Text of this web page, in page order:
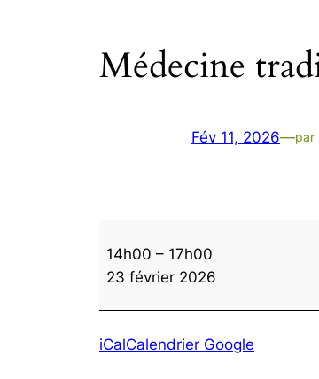
Médecine
Fév 11, 2026—par
traditionnelle
chinoise
14h00 – 17h00
23 février 2026
iCalCalendrier Google